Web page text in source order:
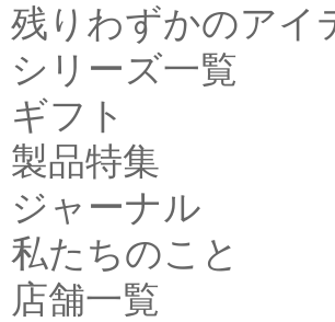
残りわずかのアイ
シリーズ一覧
ギフト
製品特集
ジャーナル
私たちのこと
店舗一覧